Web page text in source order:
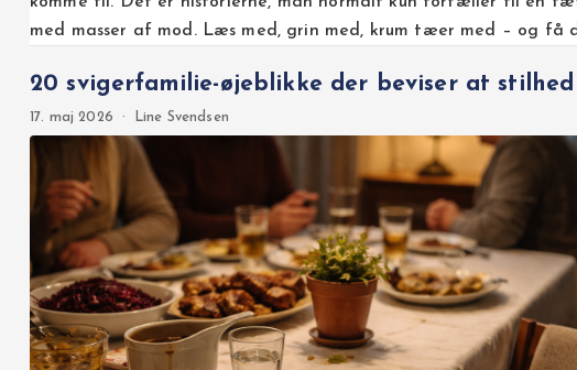
med masser af mod. Læs med, grin med, krum tæer med – og
20 svigerfamilie-øjeblikke der beviser at
17. maj 2026 · Line Svendsen